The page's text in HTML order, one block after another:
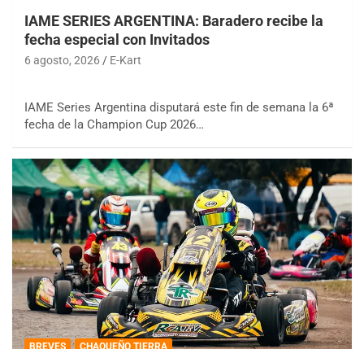
IAME SERIES ARGENTINA: Baradero recibe la
fecha especial con Invitados
6 agosto, 2026 E-Kart
IAME Series Argentina disputará este fin de semana la 6ª
fecha de la Champion Cup 2026…
BREVES CHAQUEÑO TIERRA